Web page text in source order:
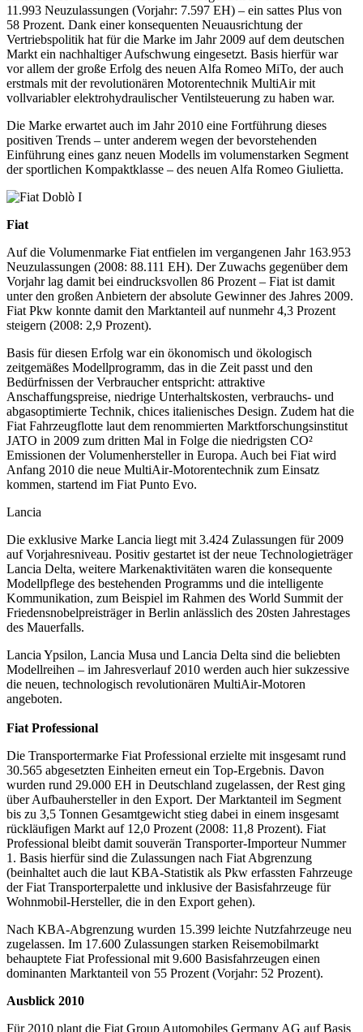
11.993 Neuzulassungen (Vorjahr: 7.597 EH) – ein sattes Plus von
58 Prozent. Dank einer konsequenten Neuausrichtung der
Vertriebspolitik hat für die Marke im Jahr 2009 auf dem deutschen
Markt ein nachhaltiger Aufschwung eingesetzt. Basis hierfür war
vor allem der große Erfolg des neuen Alfa Romeo MiTo, der auch
erstmals mit der revolutionären Motorentechnik MultiAir mit
vollvariabler elektrohydraulischer Ventilsteuerung zu haben war.
Die Marke erwartet auch im Jahr 2010 eine Fortführung dieses
positiven Trends – unter anderem wegen der bevorstehenden
Einführung eines ganz neuen Modells im volumenstarken Segment
der sportlichen Kompaktklasse – des neuen Alfa Romeo Giulietta.
Fiat
Auf die Volumenmarke Fiat entfielen im vergangenen Jahr 163.953
Neuzulassungen (2008: 88.111 EH). Der Zuwachs gegenüber dem
Vorjahr lag damit bei eindrucksvollen 86 Prozent – Fiat ist damit
unter den großen Anbietern der absolute Gewinner des Jahres 2009.
Fiat Pkw konnte damit den Marktanteil auf nunmehr 4,3 Prozent
steigern (2008: 2,9 Prozent).
Basis für diesen Erfolg war ein ökonomisch und ökologisch
zeitgemäßes Modellprogramm, das in die Zeit passt und den
Bedürfnissen der Verbraucher entspricht: attraktive
Anschaffungspreise, niedrige Unterhaltskosten, verbrauchs- und
abgasoptimierte Technik, chices italienisches Design. Zudem hat die
Fiat Fahrzeugflotte laut dem renommierten Marktforschungsinstitut
JATO in 2009 zum dritten Mal in Folge die niedrigsten CO²
Emissionen der Volumenhersteller in Europa. Auch bei Fiat wird
Anfang 2010 die neue MultiAir-Motorentechnik zum Einsatz
kommen, startend im Fiat Punto Evo.
Lancia
Die exklusive Marke Lancia liegt mit 3.424 Zulassungen für 2009
auf Vorjahresniveau. Positiv gestartet ist der neue Technologieträger
Lancia Delta, weitere Markenaktivitäten waren die konsequente
Modellpflege des bestehenden Programms und die intelligente
Kommunikation, zum Beispiel im Rahmen des World Summit der
Friedensnobelpreisträger in Berlin anlässlich des 20sten Jahrestages
des Mauerfalls.
Lancia Ypsilon, Lancia Musa und Lancia Delta sind die beliebten
Modellreihen – im Jahresverlauf 2010 werden auch hier sukzessive
die neuen, technologisch revolutionären MultiAir-Motoren
angeboten.
Fiat Professional
Die Transportermarke Fiat Professional erzielte mit insgesamt rund
30.565 abgesetzten Einheiten erneut ein Top-Ergebnis. Davon
wurden rund 29.000 EH in Deutschland zugelassen, der Rest ging
über Aufbauhersteller in den Export. Der Marktanteil im Segment
bis zu 3,5 Tonnen Gesamtgewicht stieg dabei in einem insgesamt
rückläufigen Markt auf 12,0 Prozent (2008: 11,8 Prozent). Fiat
Professional bleibt damit souverän Transporter-Importeur Nummer
1. Basis hierfür sind die Zulassungen nach Fiat Abgrenzung
(beinhaltet auch die laut KBA-Statistik als Pkw erfassten Fahrzeuge
der Fiat Transporterpalette und inklusive der Basisfahrzeuge für
Wohnmobil-Hersteller, die in den Export gehen).
Nach KBA-Abgrenzung wurden 15.399 leichte Nutzfahrzeuge neu
zugelassen. Im 17.600 Zulassungen starken Reisemobilmarkt
behauptete Fiat Professional mit 9.600 Basisfahrzeugen einen
dominanten Marktanteil von 55 Prozent (Vorjahr: 52 Prozent).
Ausblick 2010
Für 2010 plant die Fiat Group Automobiles Germany AG auf Basis